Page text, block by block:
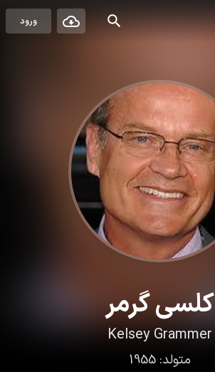
ورود
کلسی گرمر
Kelsey Grammer
متولد:1955